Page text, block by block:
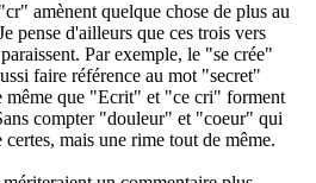
amènent quelque chose de plus au
pense d'ailleurs que ces trois vers
Par exemple, le "se crée"
faire référence au mot "secret"
même que "Ecrit" et "ce cri" forment
compter "douleur" et "coeur" qui
mais une rime tout de même.